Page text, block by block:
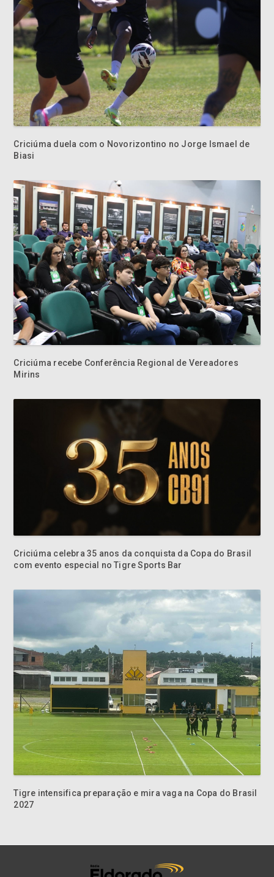
Criciúma duela com o Novorizontino no Jorge Ismael de
Biasi
Criciúma recebe Conferência Regional de Vereadores
Mirins
Criciúma celebra 35 anos da conquista da Copa do Brasil
com evento especial no Tigre Sports Bar
Tigre intensifica preparação e mira vaga na Copa do Brasil
2027